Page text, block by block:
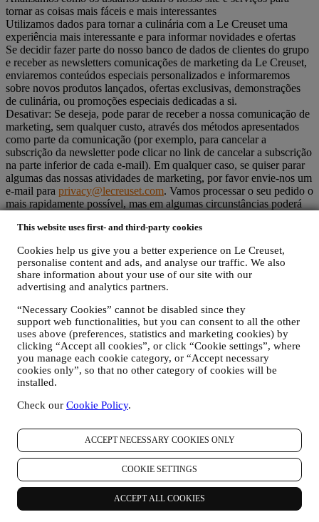
This website uses first- and third-party cookies
Cookies help us give you a better experience on Le Creuset,
personalise content and ads, and analyse our traffic. We also
share information about your use of our site with our
advertising and analytics partners.
“Necessary Cookies” cannot be disabled since they
support web functionalities, but you can consent to all the other
uses above (preferences, statistics and marketing cookies) by
clicking “Accept all cookies”, or click “Cookie settings”, where
you manage each cookie category, or “Accept necessary
cookies only”, so that no other category of cookies will be
installed.
Check our Cookie Policy.
ACCEPT NECESSARY COOKIES ONLY
COOKIE SETTINGS
ACCEPT ALL COOKIES
tornar as coisas mais fáceis e mais interessantes
Utilizamos dados para tornar a culinária com a Le Creuset uma
experiência mais interessante e para informar novidades e ofertas
Se decidir fazer parte do nosso banco de dados de clientes do grupo
e receber as newsletters comunicações de marketing da Le Creuset,
enviaremos conteúdos especiais personalizados e informaremos
sobre novos produtos lançados, ofertas exclusivas, demonstrações
de culinária, ou promoções especiais dedicadas a si.
Desativar: Se deseja, pode parar de receber a nossa comunicação de
marketing, sem qualquer custo, através dos métodos apresentados
como parte da comunicação (por exemplo, para cancelar a
subscrição da newsletter pode clicar no link de cancelar a subscrição
na parte inferior de cada e-mail). Em qualquer caso, se quiser parar
algumas das nossas atividades de marketing, por favor envie-nos um
e-mail para privacy@lecreuset.com. Vamos processar o seu pedido o
mais rapidamente possível, mas em algumas circunstâncias poderá
processado completamente.
Lembre-se de que está no controle dos seus dados e pode gerir as
suas preferências a qualquer momento.
Garantimos-lhe de que nunca transmitiremos os seus dados a
empresas terceiras para fins de marketing sem a sua permissão.
Para qualquer informação ou para exercer seus direitos de
privacidade, envie um email paraprivacy@lecreuset.compara nos
informar qual é o problema e responderemos o quanto antes.
Aviso de Privacidade completo Le Creuset
A Le Creuset está comprometida em proteger os seus dados pessoais
e a sua privacidade, e este aviso explica como reunimos e
UE sobre proteção de dados (incluindo o Regulamento Geral de
aplicável no seu país, território ou local (as "Leis de proteção de
dados").
1. QUANDO E QUE TIPO DE INFORMAÇÃO RECOLHEMOS DE SI?
Dados pessoais” significa qualquer informação relacionada consigo
e que nos permite identificá-lo, diretamente ou em combinação com
Crianças: este site não se destina a crianças e não reunimos